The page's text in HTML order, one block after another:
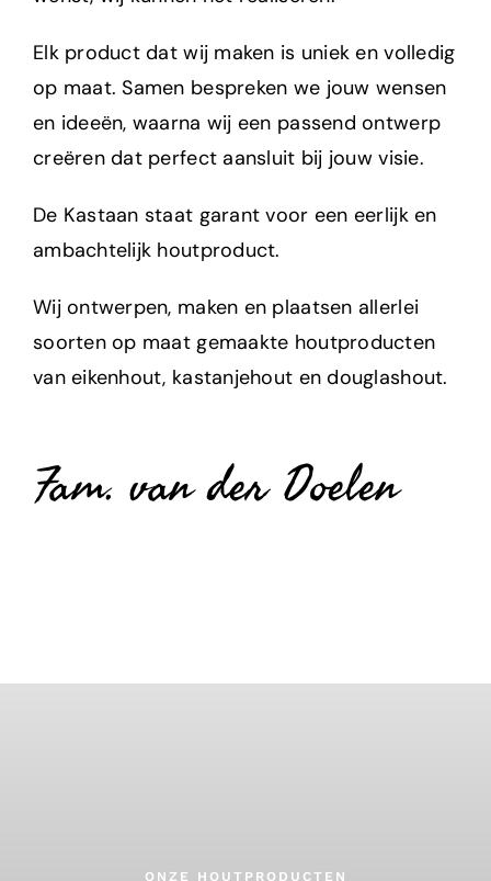
Elk product dat wij maken is uniek en volledig
op maat. Samen bespreken we jouw wensen
en ideeën, waarna wij een passend ontwerp
creëren dat perfect aansluit bij jouw visie.
De Kastaan staat garant voor een eerlijk en
ambachtelijk houtproduct.
Wij ontwerpen, maken en plaatsen allerlei
soorten op maat gemaakte houtproducten
van eikenhout, kastanjehout en douglashout.
Fam. van der Doelen
ONZE HOUTPRODUCTEN